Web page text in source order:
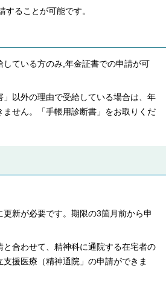
することが可能です。
している方のみ,年金証書での申請が可
」以外の理由で受給している場合は、年
ません。「手帳用診断書」をお取りくだ
新が必要です。期限の3箇月前から申
と合わせて、精神科に通院する在宅者の
支援医療（精神通院」の申請ができま